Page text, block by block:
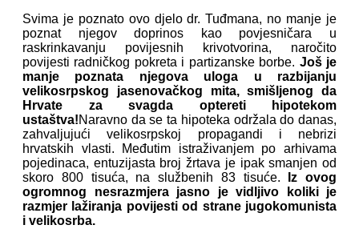
Svima je poznato ovo djelo dr. Tuđmana, no manje je
poznat njegov doprinos kao povjesničara u
raskrinkavanju povijesnih krivotvorina, naročito
povijesti radničkog pokreta i partizanske borbe. Još je
manje poznata njegova uloga u razbijanju
velikosrpskog jasenovačkog mita, smišljenog da
Hrvate za svagda optereti hipotekom
ustaštva!Naravno da se ta hipoteka održala do danas,
zahvaljujući velikosrpskoj propagandi i nebrizi
hrvatskih vlasti. Međutim istraživanjem po arhivama
pojedinaca, entuzijasta broj žrtava je ipak smanjen od
skoro 800 tisuća, na službenih 83 tisuće.
Iz ovog
ogromnog nesrazmjera jasno je vidljivo koliki je
razmjer lažiranja povijesti od strane jugokomunista
i velikosrba.